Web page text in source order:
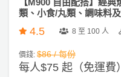
a
r
y
R
類、小食/丸類、調味料及
4.5 8 至 100 人
價錢: $86 / 每份
每人$75 起（免運費）